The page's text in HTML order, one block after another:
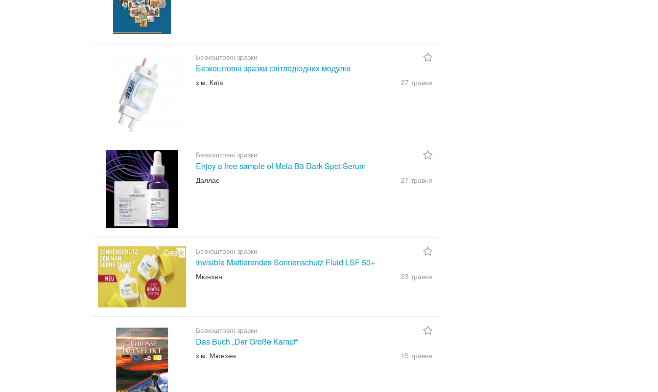
Безкоштовні зразки
Безкоштовні зразки світлодіодних модулів
з м. Київ 27 травня
Безкоштовні зразки
Enjoy a free sample of Mela B3 Dark Spot Serum
Даллас 27 травня
Безкоштовні зразки
Invisible Mattierendes Sonnenschutz Fluid LSF 50+
Мюнхен 23 травня
Безкоштовні зразки
Das Buch „Der Große Kampf“
з м. Мюнхен 15 травня